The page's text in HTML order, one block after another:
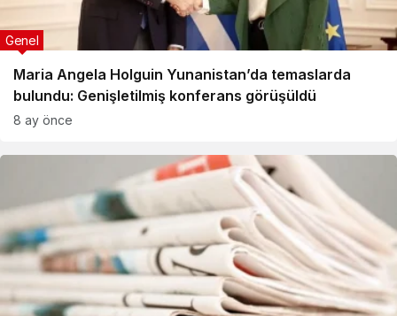
Maria Angela Holguin Yunanistan’da temaslarda
bulundu: Genişletilmiş konferans görüşüldü
Genel
8 ay önce